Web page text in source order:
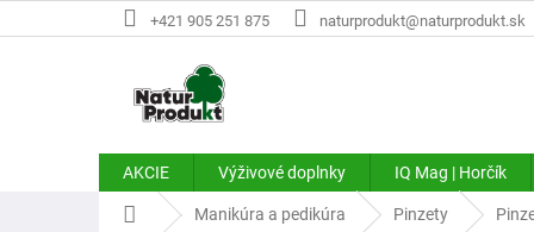
na
+421 905 251 875 naturprodukt@naturprodukt.sk
AKCIE Výživové doplnky IQ Mag | Horčík
DomovManikúra a pedikúra Pinzety